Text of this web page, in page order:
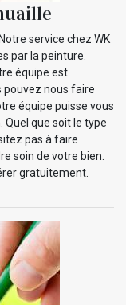
service chez WK
par la peinture.
équipe est
pouvez nous faire
équipe puisse vous
Quel que soit le type
pas à faire
soin de votre bien.
gratuitement.